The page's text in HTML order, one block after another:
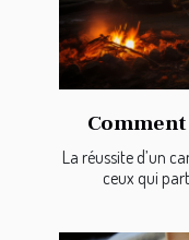
La réussite d’un
ceux qui